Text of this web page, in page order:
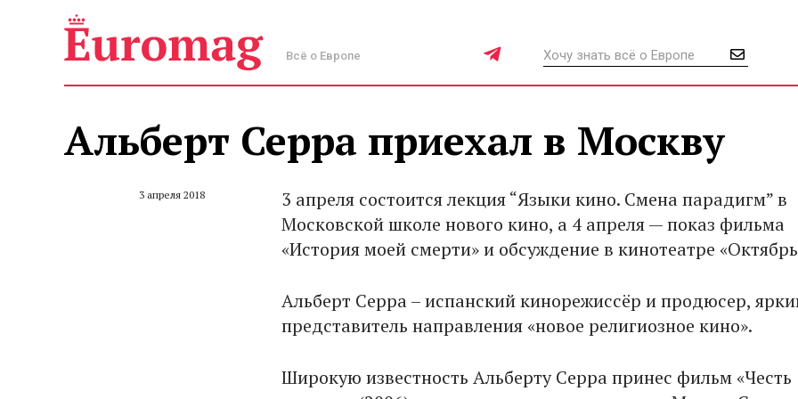
Всё о Европе
Альберт Серра приехал в Москву
3 апреля 2018
3 апреля состоится лекция “Языки кино. Смена парадигм” в
Московской школе нового кино, а 4 апреля — показ фильма
«История моей смерти» и обсуждение в кинотеатре
Альберт Серра – испанский кинорежиссёр и продюсер,
представитель направления «новое религиозное кино».
Широкую известность Альберту Серра принес фильм «Честь